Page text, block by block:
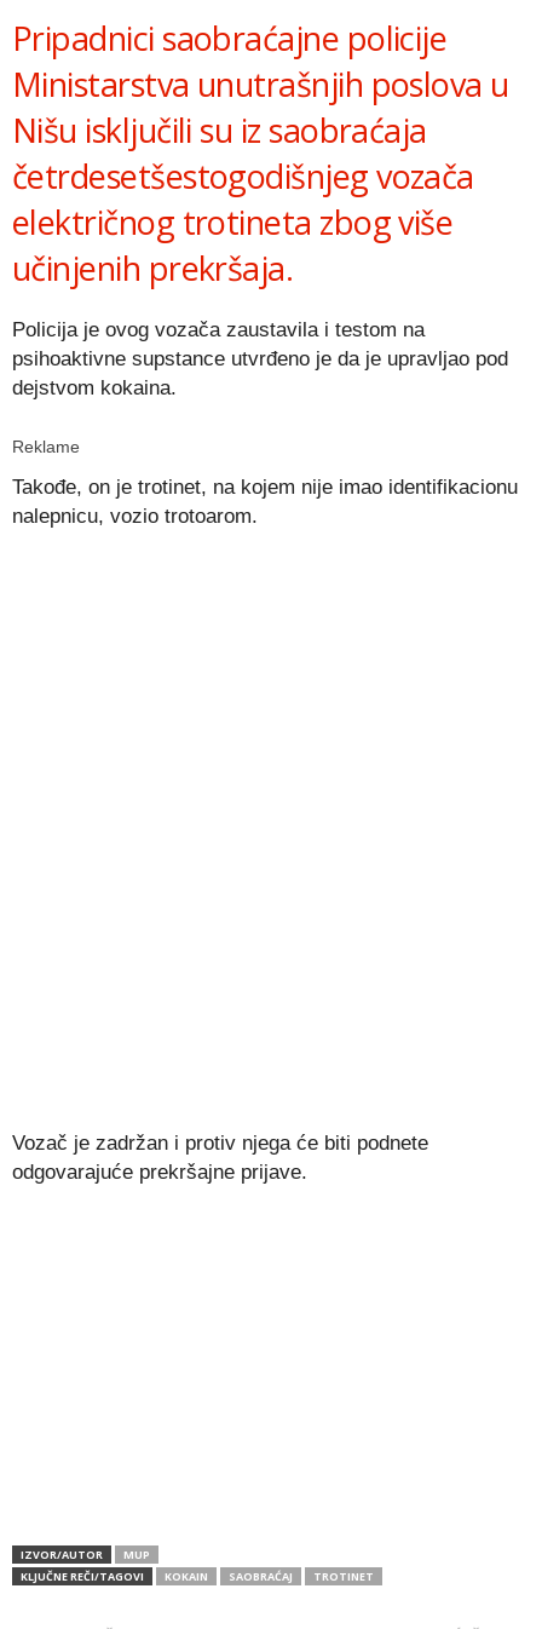
Pripadnici saobraćajne policije
Ministarstva unutrašnjih poslova u
Nišu isključili su iz saobraćaja
četrdesetšestogodišnjeg vozača
električnog trotineta zbog više
učinjenih prekršaja.
Policija je ovog vozača zaustavila i testom na
psihoaktivne supstance utvrđeno je da je upravljao pod
dejstvom kokaina.
Reklame
Takođe, on je trotinеt, na kojem nije imao identifikacionu
nalepnicu, vozio trotoarom.
Vozač je zadržan i protiv njega će biti podnete
odgovarajuće prekršajne prijave.
IZVOR/AUTOR
MUP
KLJUČNE REČI/TAGOVI
KOKAIN SAOBRAĆAJ TROTINET